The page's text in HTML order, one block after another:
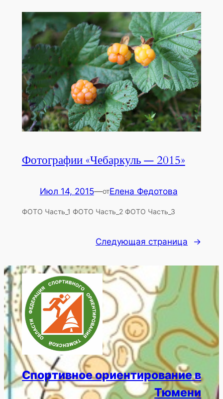
Фотографии «Чебаркуль — 2015»
Июл 14, 2015—отЕлена Федотова
ФОТО Часть_1 ФОТО Часть_2 ФОТО Часть_3
Следующая страница →
Спортивное ориентирование в
Тюмени